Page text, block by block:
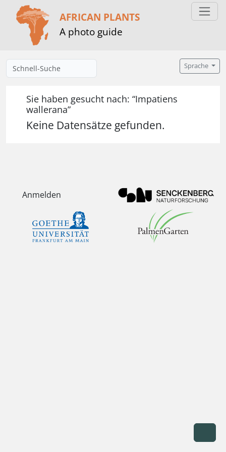
AFRICAN PLANTS
A photo guide
Sprache
Sie haben gesucht nach: “Impatiens
wallerana”
Keine Datensätze gefunden.
Anmelden